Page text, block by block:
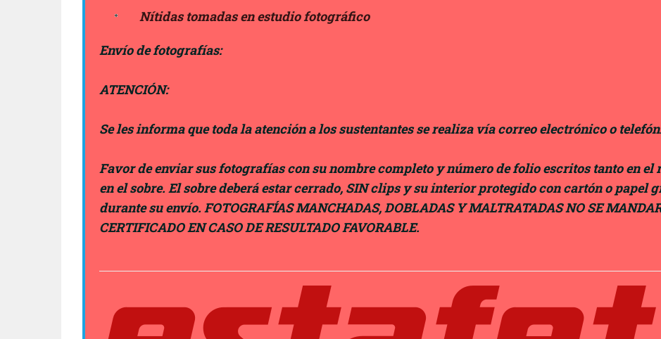
Nítidas tomadas en estudio fotográfico
Envío de fotografías:
ATENCIÓN:
Se les informa que toda la atención a los sustentantes se realiza vía correo electrónico o
Favor de enviar sus fotografías con su nombre completo y número de folio escritos tanto en el
en el sobre. El sobre deberá estar cerrado, SIN clips y su interior protegido con cartón o papel
durante su envío. FOTOGRAFÍAS MANCHADAS, DOBLADAS Y MALTRATADAS NO SE
CERTIFICADO EN CASO DE RESULTADO FAVORABLE.